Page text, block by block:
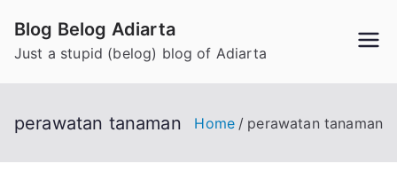
content
Blog Belog Adiarta
Just a stupid (belog) blog of Adiarta
perawatan tanaman Home perawatan tanaman